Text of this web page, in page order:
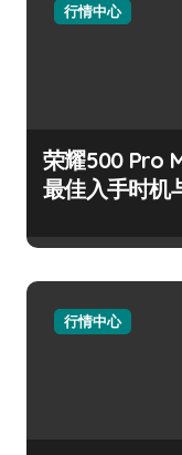
行情中心
荣耀500 Pro
最佳入手时机
行情中心